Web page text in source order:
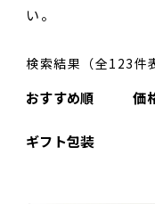
お食い初め・出産祝い
退職祝い
普段使い・自宅用
産地独自の塗り箸（津
特定商取引法に基づ
い
検索結果（全123件
おすすめ順 価
ギフト包装